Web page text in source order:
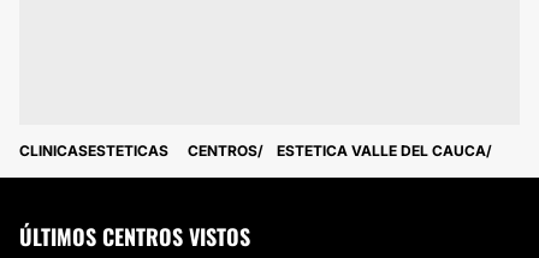
CLINICASESTETICAS CENTROS ESTETICA VALLE DEL CAUCA
ÚLTIMOS CENTROS VISTOS